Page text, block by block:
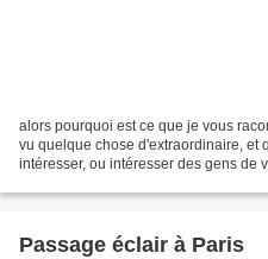
alors pourquoi est ce que je vous
vu quelque chose d'extraordinaire, et
intéresser, ou intéresser des gens de
Passage éclair à Paris